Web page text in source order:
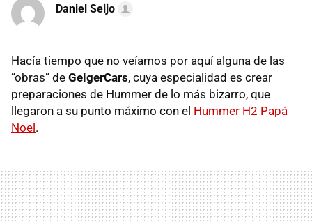
Daniel Seijo
Hacía tiempo que no veíamos por aquí alguna de las
“obras” de GeigerCars, cuya especialidad es crear
preparaciones de Hummer de lo más bizarro, que
llegaron a su punto máximo con el Hummer H2 Papá
Noel.